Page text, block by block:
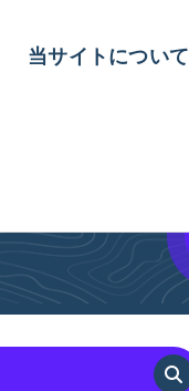
当サイトについて